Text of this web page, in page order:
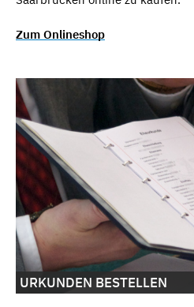
Zum Onlineshop
URKUNDEN BESTELLEN